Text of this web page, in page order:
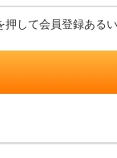
して会員登録ある